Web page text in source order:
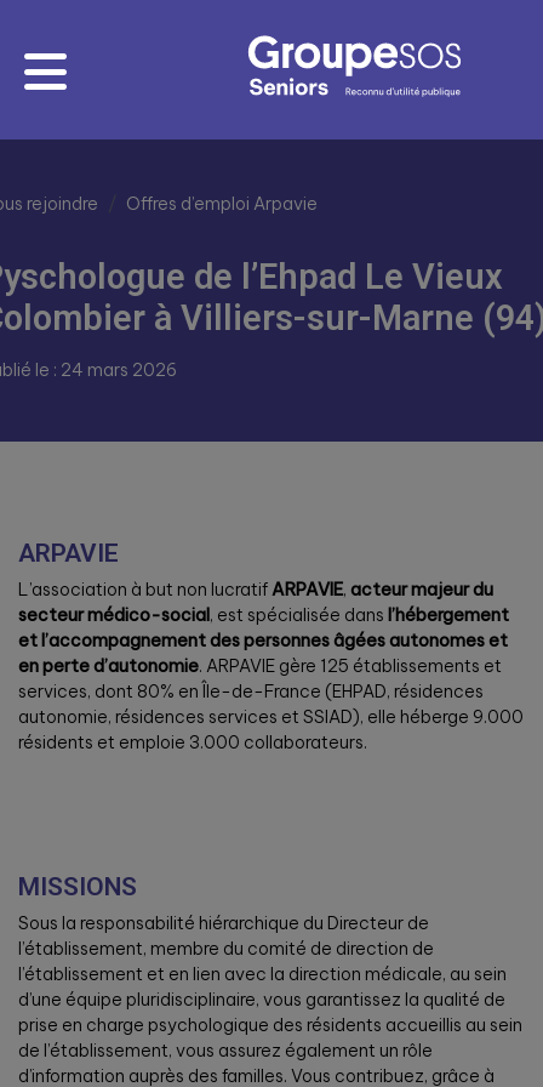
rejoindre Offres d’emploi Arpavie
de l’Ehpad Le Vieux
à Villiers-sur-Marne
le : 24 mars 2026
ARPAVIE
L’association à but non lucratifARPAVIE, acteur majeur du
secteur médico-social, est spécialisée dans l’hébergement
et l’accompagnement des personnes âgées autonomes et
en perte d’autonomie. ARPAVIE gère 125 établissements et
services, dont 80% en Île-de-France (EHPAD, résidences
autonomie, résidences services et SSIAD), elle héberge 9.000
résidents et emploie 3.000 collaborateurs.
MISSIONS
Sous la responsabilité hiérarchique du Directeur de
l’établissement, membre du comité de direction de
l’établissement et en lien avec la direction médicale, au sein
d’une équipe pluridisciplinaire, vous garantissez la qualité de
prise en charge psychologique des résidents accueillis au sein
de l’établissement, vous assurez également un rôle
d’information auprès des familles. Vous contribuez, grâce à